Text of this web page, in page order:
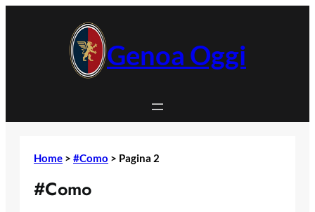
Genoa Oggi
Home > #Como > Pagina 2
#Como